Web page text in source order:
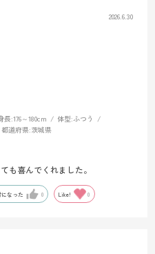
2026.6.30
長:176～180cm 体型:ふつう
都道府県:茨城県
も喜んでくれました。
になった 0 Like! 0